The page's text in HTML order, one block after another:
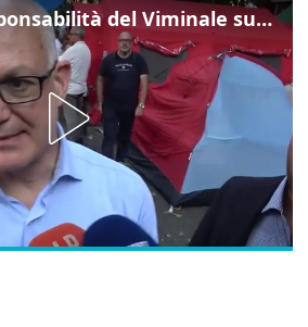
Gualtieri: "Responsabilità del Viminale su Spin Time? La posizione dei partiti è nota"